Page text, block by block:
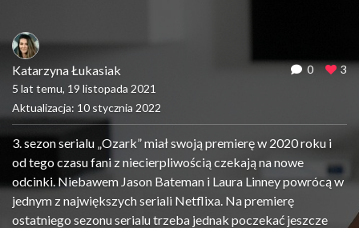
Katarzyna Łukasiak
5 lat temu, 19 listopada 2021
Aktualizacja: 10 stycznia 2022
0 3
3. sezon serialu „Ozark” miał swoją premierę w 2020 roku i
od tego czasu fani z niecierpliwością czekają na nowe
odcinki. Niebawem Jason Bateman i Laura Linney powrócą w
jednym z największych seriali Netflixa. Na premierę
ostatniego sezonu serialu trzeba jednak poczekać jeszcze